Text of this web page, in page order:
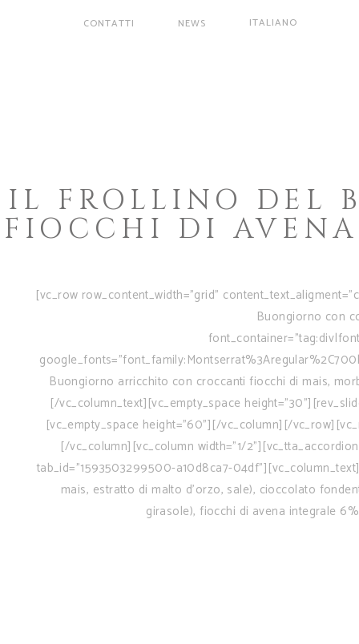
CONTATTI NEWS ITALIANO
IL FROLLINO DEL
FIOCCHI DI
[vc_row row_content_width="grid"
Buongiorno con
Buongiorno arricchito con croccanti fiocchi di mais,
[/vc_column_text][vc_empty_space
[vc_empty_space height="60"][/vc_column][/
[/vc_column][vc_column width="1/
tab_id="1593503299500-a10d8ca7-
mais, estratto di malto d’orzo, sale), cioccolato
girasole), fiocchi di avena integrale